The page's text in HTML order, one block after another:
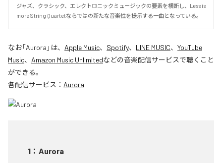
ジャズ、クラシック、エレクトロニックミュージックの要素を横断し、Less is
more String Quartetならではの新たな音楽性を提示する一曲となっている。
なお「Aurora 」は、 Apple Music、 Spotify、 LINE MUSIC、 YouTube
Music、 Amazon Music Unlimitedなどの音楽配信サービスで聴くこと
ができる。
各配信サービス： Aurora
1 ： Aurora